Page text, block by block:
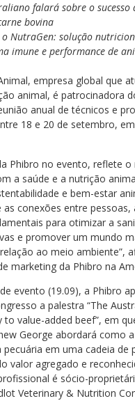
falará sobre o sucesso
bovina
o NutraGen: solução
imune e performance de
empresa global que
animal, é patrocinadora
anual de técnicos e
18 e 20 de setembro,
Phibro no evento, reflete o
a saúde e a nutrição
e bem-estar
conexões entre pessoas,
para otimizar a
e promover um mundo
ao meio ambiente”,
marketing da Phibro na
evento (19.09), a Phibro
a palestra “The
value-added beef”, em
George abordará como
em uma cadeia de
valor agregado e
é sócio-
Veterinary & Nutrition